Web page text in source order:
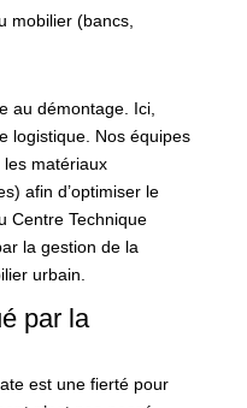
mobilier (bancs,
au démontage. Ici,
logistique. Nos équipes
matériaux
afin d’optimiser le
Centre Technique
la gestion de la
urbain.
par la
est une fierté pour